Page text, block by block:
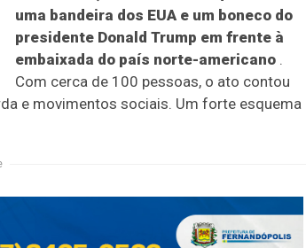
uma bandeira dos EUA e um boneco do
presidente Donald Trump em frente à
embaixada do país norte-americano .
Com cerca de 100 pessoas, o ato contou
e movimentos sociais. Um forte esquema